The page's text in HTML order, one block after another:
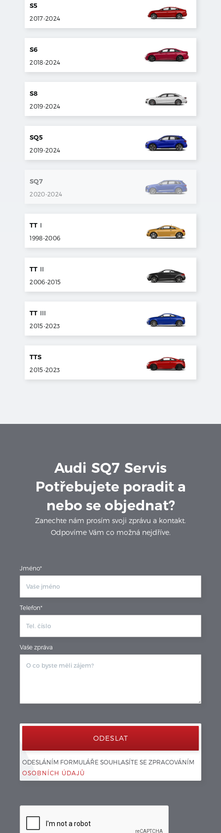
S5
2017-2024
S6
2018-2024
S8
2019-2024
SQ5
2019-2024
SQ7
2020-2024
TT I
1998-2006
TT II
2006-2015
TT III
2015-2023
TTS
2015-2023
Audi SQ7 Servis
Potřebujete poradit a
nebo se objednat?
Zanechte nám prosím svoji zprávu a kontakt.
Odpovíme Vám co možná nejdříve.
Jméno*
Telefon*
Vaše zpráva
ODESLÁNÍM FORMULÁŘE SOUHLASÍTE SE ZPRACOVÁNÍM
OSOBNÍCH ÚDAJŮ